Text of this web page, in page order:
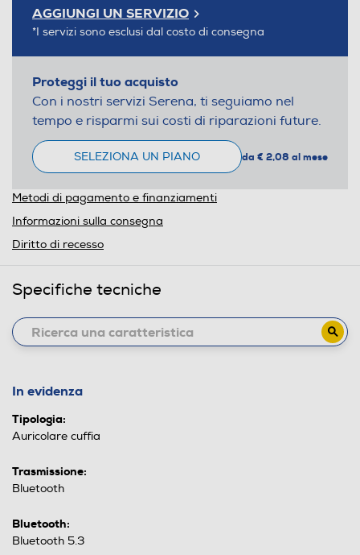
AGGIUNGI UN SERVIZIO
*I servizi sono esclusi dal costo di consegna
Proteggi il tuo acquisto
Con i nostri servizi Serena, ti seguiamo nel
tempo e risparmi sui costi di riparazioni future.
SELEZIONA UN PIANO da € 2,08 al mese
Metodi di pagamento e finanziamenti
Informazioni sulla consegna
Diritto di recesso
Specifiche tecniche
In evidenza
Tipologia:
Auricolare cuffia
Trasmissione:
Bluetooth
Bluetooth:
Bluetooth 5.3